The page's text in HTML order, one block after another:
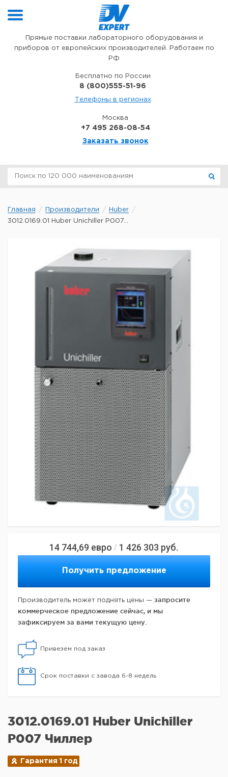
Прямые поставки лабораторного оборудования и
приборов от европейских производителей. Работаем по
РФ
Бесплатно по России
8 (800)555-51-96
Телефоны в регионах
Москва
+7 495 268-08-54
Заказать звонок
Главная Производители
Huber
3012.0169.01 Huber Unichiller P007...
14 744,69 евро / 1 426 303 руб.
Получить предложение
Производитель может поднять цены — запросите
коммерческое предложение сейчас, и мы
зафиксируем за вами текущую цену.
Привезем под заказ
Срок поставки с завода 6-8 недель
3012.0169.01 Huber Unichiller
P007 Чиллер
Гарантия 1 год